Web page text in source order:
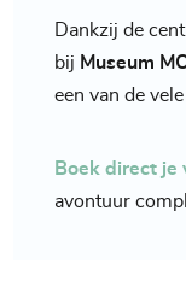
Dankzij de
bij Museum
een van de
Boek direct je
avontuur